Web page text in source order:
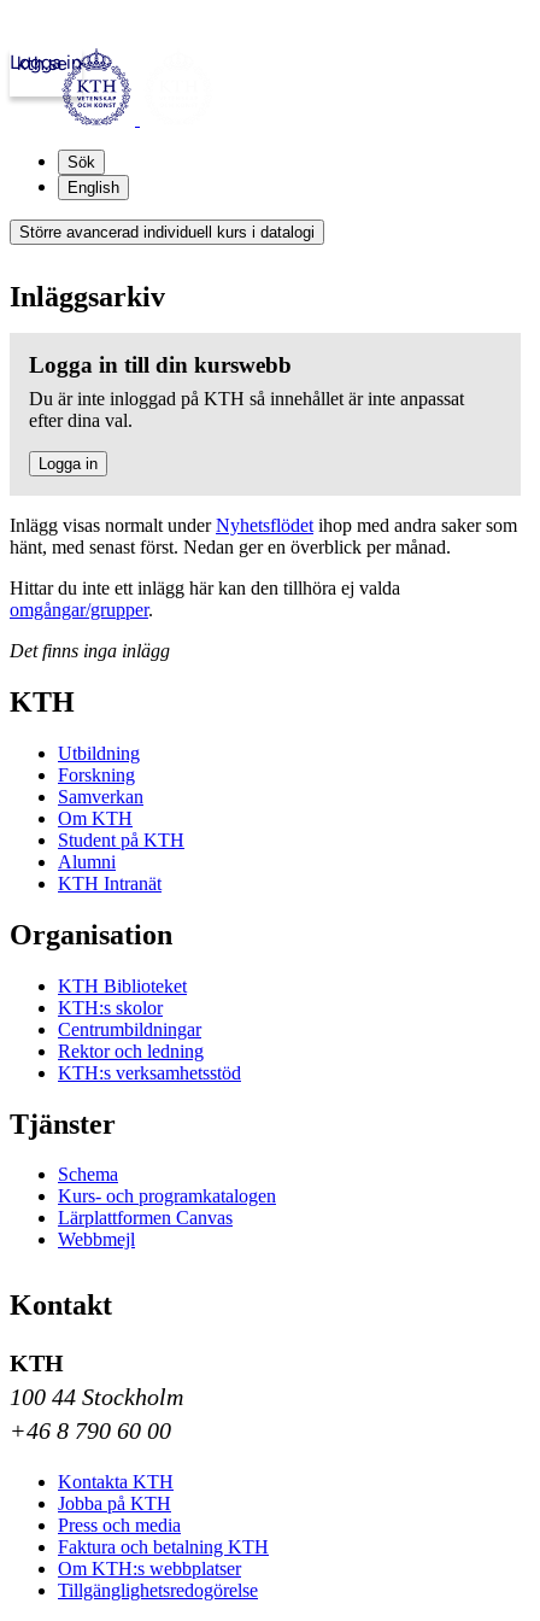
kth.se
Logga in
Sök
English
Större avancerad individuell kurs i datalogi
Inläggsarkiv
Logga in till din kurswebb
Du är inte inloggad på KTH så innehållet är inte anpassat
efter dina val.
Logga in
Inlägg visas normalt underNyhetsflödet ihop med andra saker som
hänt, med senast först. Nedan ger en överblick per månad.
Hittar du inte ett inlägg här kan den tillhöra ej valda
omgångar/grupper.
Det finns inga inlägg
KTH
Utbildning
Forskning
Samverkan
Om KTH
Student på KTH
Alumni
KTH Intranät
Organisation
KTH Biblioteket
KTH:s skolor
Centrumbildningar
Rektor och ledning
KTH:s verksamhetsstöd
Tjänster
Schema
Kurs- och programkatalogen
Lärplattformen Canvas
Webbmejl
Kontakt
KTH
100 44 Stockholm
+46 8 790 60 00
Kontakta KTH
Jobba på KTH
Press och media
Faktura och betalning KTH
Om KTH:s webbplatser
Tillgänglighetsredogörelse